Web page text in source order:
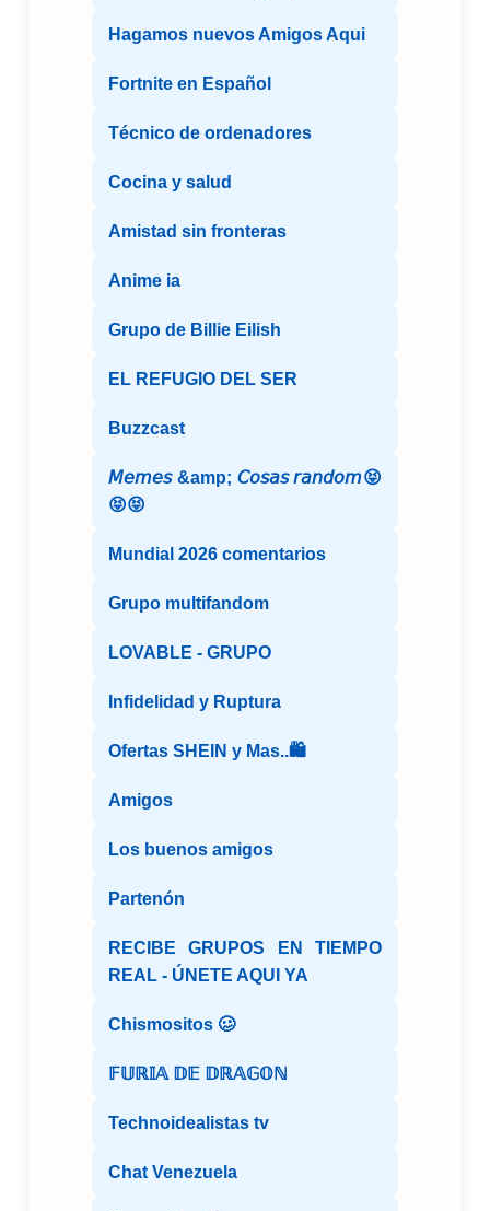
Hagamos nuevos Amigos Aqui
Fortnite en Español
Técnico de ordenadores
Cocina y salud
Amistad sin fronteras
Anime ia
Grupo de Billie Eilish
EL REFUGIO DEL SER
Buzzcast
𝘔𝘦𝘮𝘦𝘴 &amp; 𝘊𝘰𝘴𝘢𝘴 𝘳𝘢𝘯𝘥𝘰𝘮😝
😝😝
Mundial 2026 comentarios
Grupo multifandom
LOVABLE - GRUPO
Infidelidad y Ruptura
Ofertas SHEIN y Mas..🛍️
Amigos
Los buenos amigos
Partenón
RECIBE GRUPOS EN TIEMPO
REAL - ÚNETE AQUI YA
Chismositos 🥴
𝔽𝕌ℝ𝕀𝔸 𝔻𝔼 𝔻ℝ𝔸𝔾𝕆ℕ
Technoidealistas tv
Chat Venezuela